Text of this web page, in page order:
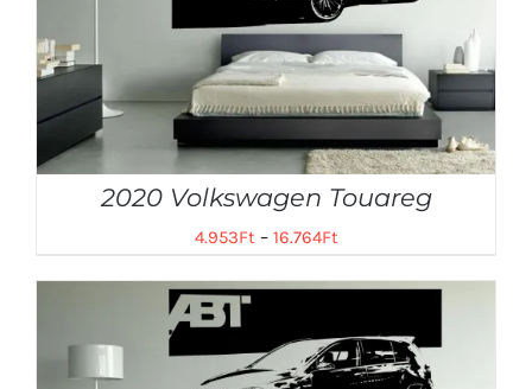
2020 Volkswagen Touareg
4.953Ft– 16.764Ft